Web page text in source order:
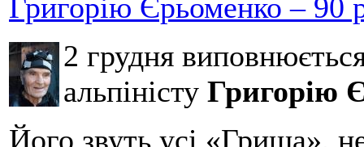
Григорію Єрьоменко – 90
2 грудня
альпіністу Григорію
Його звуть усі «Гриша»,